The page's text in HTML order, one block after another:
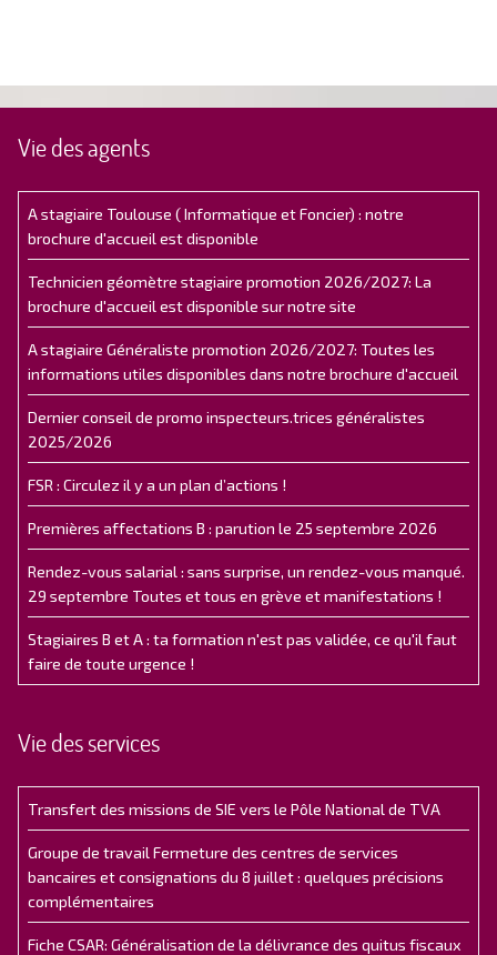
Vie des agents
A stagiaire Toulouse ( Informatique et Foncier) : notre
brochure d'accueil est disponible
Technicien géomètre stagiaire promotion 2026/2027: La
brochure d'accueil est disponible sur notre site
A stagiaire Généraliste promotion 2026/2027: Toutes les
informations utiles disponibles dans notre brochure d'accueil
Dernier conseil de promo inspecteurs.trices généralistes
2025/2026
FSR : Circulez il y a un plan d’actions !
Premières affectations B : parution le 25 septembre 2026
Rendez-vous salarial : sans surprise, un rendez-vous manqué.
29 septembre Toutes et tous en grève et manifestations !
Stagiaires B et A : ta formation n'est pas validée, ce qu'il faut
faire de toute urgence !
Vie des services
Transfert des missions de SIE vers le Pôle National de TVA
Groupe de travail Fermeture des centres de services
bancaires et consignations du 8 juillet : quelques précisions
complémentaires
Fiche CSAR: Généralisation de la délivrance des quitus fiscaux